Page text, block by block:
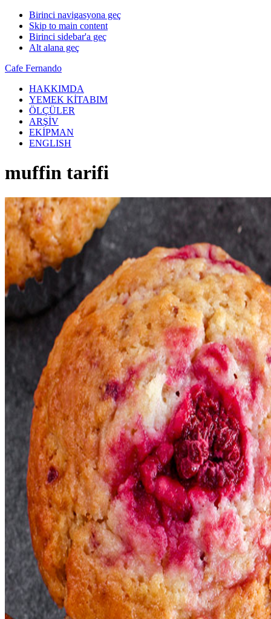
Birinci navigasyona geç
Skip to main content
Birinci sidebar'a geç
Alt alana geç
Cafe Fernando
HAKKIMDA
YEMEK KİTABIM
ÖLÇÜLER
ARŞİV
EKİPMAN
ENGLISH
muffin tarifi